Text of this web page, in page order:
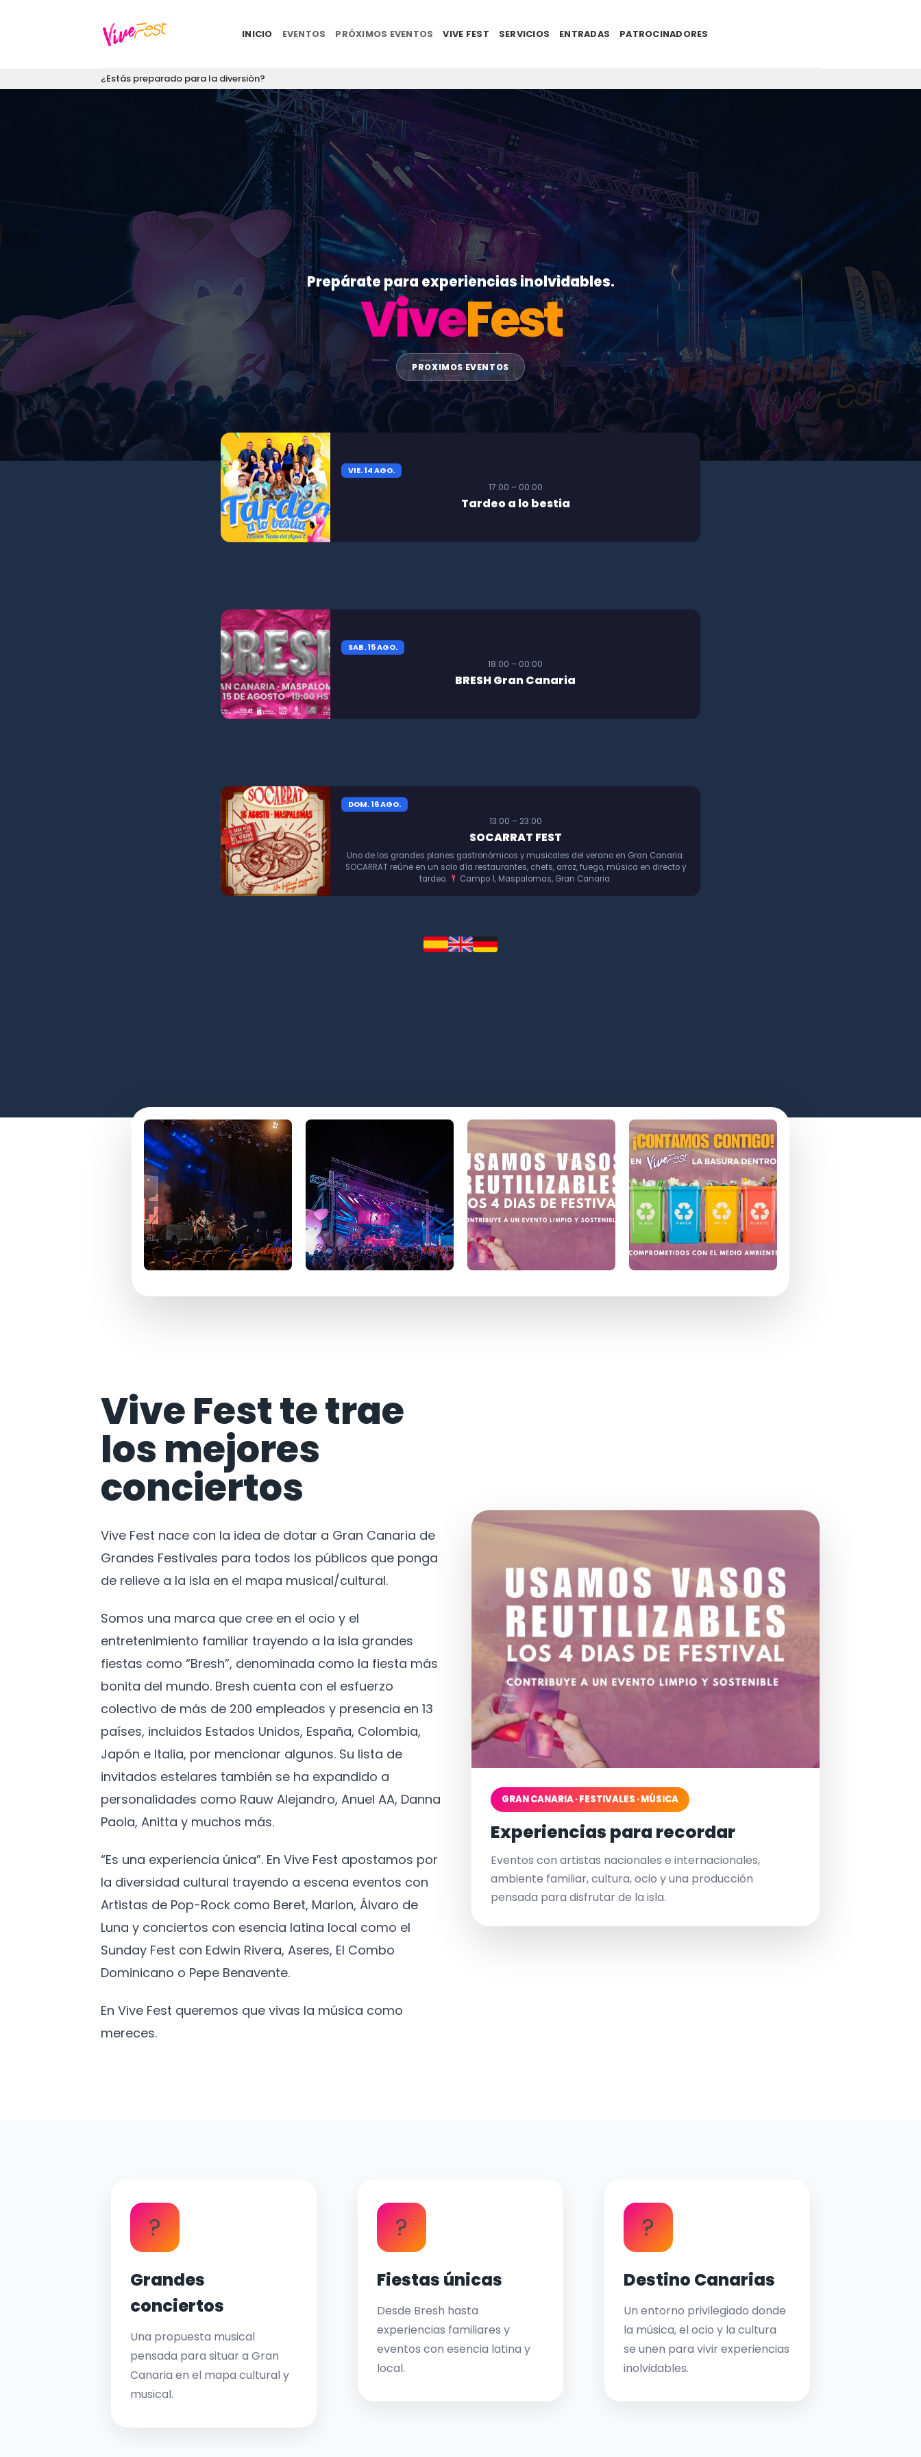
INICIO EVENTOS PRÓXIMOS EVENTOS VIVE FEST SERVICIOS ENTRADAS PATROCINADORES
¿Estás preparado para la diversión?
Prepárate para experiencias inolvidables.
ViveFest
PROXIMOS EVENTOS
VIE. 14 AGO.
17:00 – 00:00
Tardeo a lo bestia
SAB. 15 AGO.
18:00 – 00:00
BRESH Gran Canaria
DOM. 16 AGO.
13:00 – 23:00
SOCARRAT FEST
Uno de los grandes planes gastronómicos y musicales del verano en Gran Canaria.
SOCARRAT reúne en un solo día restaurantes, chefs, arroz, fuego, música en directo y
tardeo.
Campo 1, Maspalomas, Gran Canaria.
Vive Fest te trae
los mejores
conciertos
Vive Fest nace con la idea de dotar a Gran Canaria de
Grandes Festivales para todos los públicos que ponga
de relieve a la isla en el mapa musical/cultural.
Somos una marca que cree en el ocio y el
entretenimiento familiar trayendo a la isla grandes
fiestas como “Bresh”, denominada como la fiesta más
bonita del mundo. Bresh cuenta con el esfuerzo
colectivo de más de 200 empleados y presencia en 13
países, incluidos Estados Unidos, España, Colombia,
Japón e Italia, por mencionar algunos. Su lista de
invitados estelares también se ha expandido a
personalidades como Rauw Alejandro, Anuel AA, Danna
Paola, Anitta y muchos más.
“Es una experiencia única”. En Vive Fest apostamos por
la diversidad cultural trayendo a escena eventos con
Artistas de Pop-Rock como Beret, Marlon, Álvaro de
Luna y conciertos con esencia latina local como el
Sunday Fest con Edwin Rivera, Aseres, El Combo
Dominicano o Pepe Benavente.
En Vive Fest queremos que vivas la música como
mereces.
GRAN CANARIA · FESTIVALES · MÚSICA
Experiencias para recordar
Eventos con artistas nacionales e internacionales,
ambiente familiar, cultura, ocio y una producción
pensada para disfrutar de la isla.
?
Grandes
conciertos
Una propuesta musical
pensada para situar a Gran
Canaria en el mapa cultural y
musical.
?
Fiestas únicas
Desde Bresh hasta
experiencias familiares y
eventos con esencia latina y
local.
?
Destino Canarias
Un entorno privilegiado donde
la música, el ocio y la cultura
se unen para vivir experiencias
inolvidables.